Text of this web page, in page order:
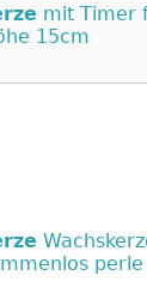
mit Timer
15cm
perle